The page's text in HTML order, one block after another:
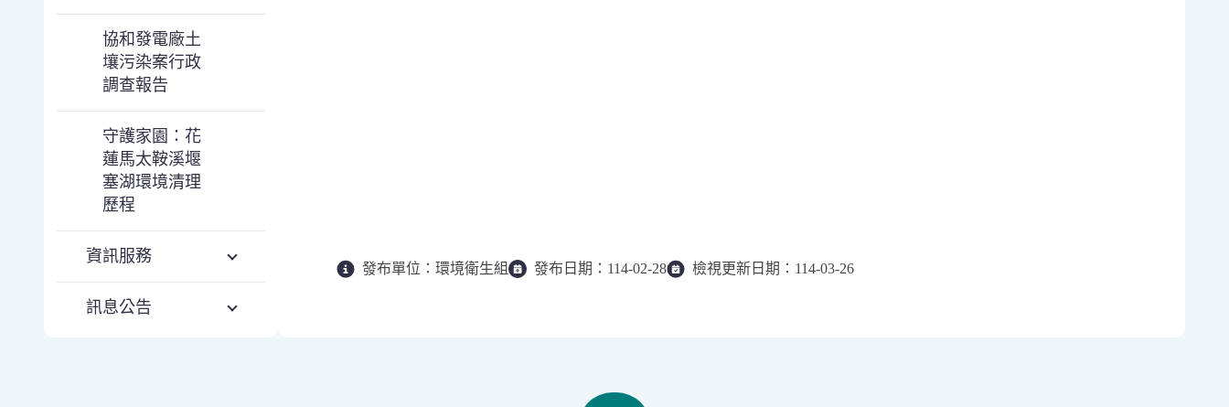
協和發電廠土
壤污染案行政
調查報告
守護家園：花
蓮馬太鞍溪堰
塞湖環境清理
歷程
資訊服務
訊息公告
發布單位： 環境衛生組 發布日期： 114-02-28 檢視更新日期： 114-03-26